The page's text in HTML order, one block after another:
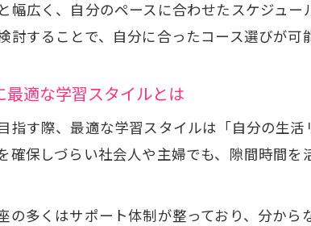
本格技術が学
セラピス
通信制で
資格取得
セラピス
幅広く、自分のペースに合わせたスケジュ
討することで、自分に合ったコース選びが可
最適な学習スタイルとは
指す際、最適な学習スタイルは「自分の生
確保しづらい社会人や主婦でも、隙間時間
の多くはサポート体制が整っており、分か